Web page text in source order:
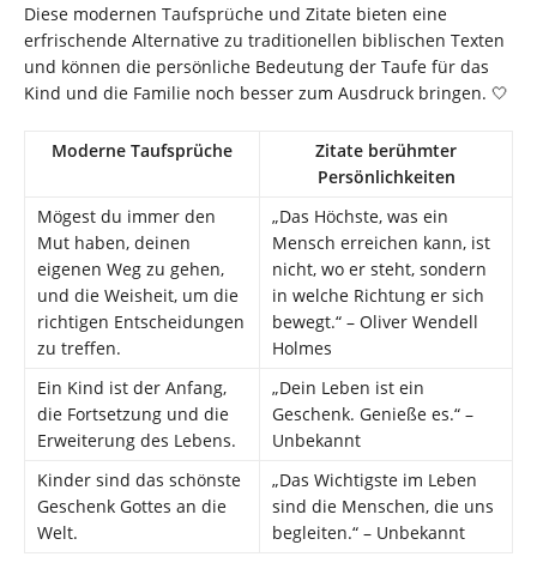
Diese modernen Taufsprüche und Zitate bieten eine
erfrischende Alternative zu traditionellen biblischen Texten
und können die persönliche Bedeutung der Taufe für das
Kind und die Familie noch besser zum Ausdruck bringen. 🤍
Moderne Taufsprüche
Zitate berühmter
Persönlichkeiten
Mögest du immer den
Mut haben, deinen
eigenen Weg zu gehen,
und die Weisheit, um die
richtigen Entscheidungen
zu treffen.
„Das Höchste, was ein
Mensch erreichen kann, ist
nicht, wo er steht, sondern
in welche Richtung er sich
bewegt.“ – Oliver Wendell
Holmes
Ein Kind ist der Anfang,
die Fortsetzung und die
Erweiterung des Lebens.
„Dein Leben ist ein
Geschenk. Genieße es.“ –
Unbekannt
Kinder sind das schönste
Geschenk Gottes an die
Welt.
„Das Wichtigste im Leben
sind die Menschen, die uns
begleiten.“ – Unbekannt